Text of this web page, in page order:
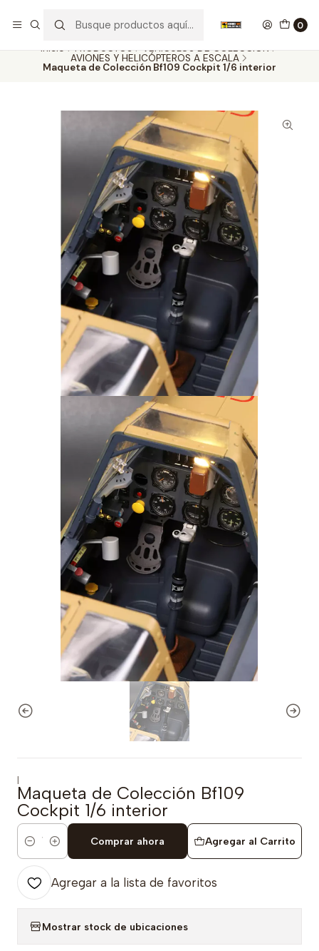
0
Inicio PRODUCTOS
VEHÍCULOS DE COLECCIÓN
AVIONES Y HELICÓPTEROS A ESCALA
Maqueta de Colección Bf109 Cockpit 1/6 interior
|
Maqueta de Colección Bf109
Cockpit 1/6 interior
Cantidad
Agregar al Carrito
Comprar ahora
Agregar a la lista de favoritos
Mostrar stock de ubicaciones